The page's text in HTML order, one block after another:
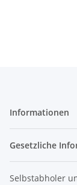
Informationen
Gesetzliche
Selbstabholer